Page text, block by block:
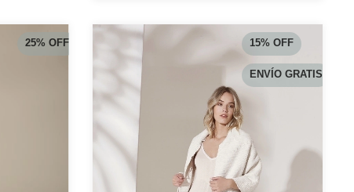
25% OFF 15% OFF
ENVÍO GRATIS